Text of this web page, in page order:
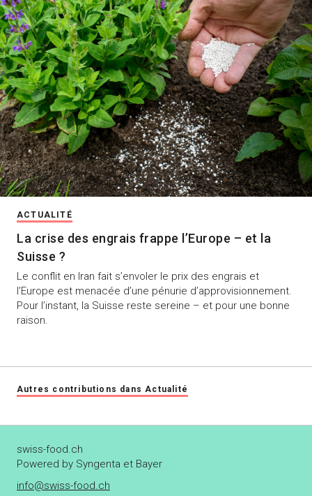
ACTUALITÉ
La crise des engrais frappe l’Europe – et la
Suisse ?
Le conflit en Iran fait s’envoler le prix des engrais et
l’Europe est menacée d’une pénurie d’approvisionnement.
Pour l’instant, la Suisse reste sereine – et pour une bonne
raison.
Autres contributions dans Actualité
swiss-food.ch
Powered by Syngenta et Bayer
info@swiss-food.ch